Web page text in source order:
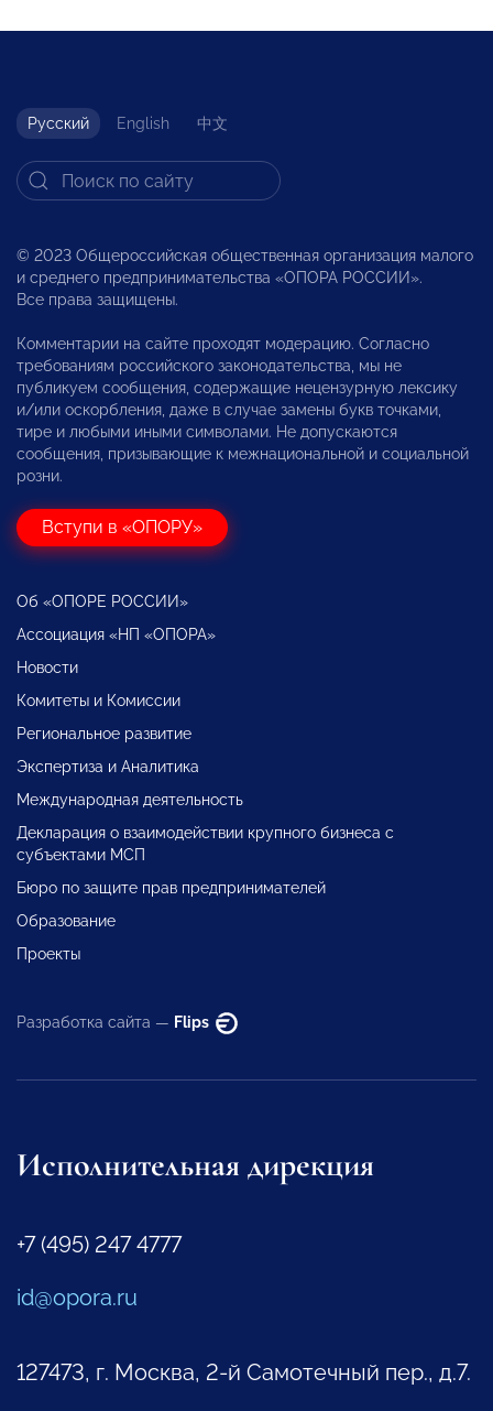
Русский English 中文
© 2023 Общероссийская общественная организация малого
и среднего предпринимательства «ОПОРА РОССИИ».
Все права защищены.
Комментарии на сайте проходят модерацию. Согласно
требованиям российского законодательства, мы не
публикуем сообщения, содержащие нецензурную лексику
и/или оскорбления, даже в случае замены букв точками,
тире и любыми иными символами. Не допускаются
сообщения, призывающие к межнациональной и социальной
розни.
Вступи в «ОПОРУ»
Об «ОПОРЕ РОССИИ»
Ассоциация «НП «ОПОРА»
Новости
Комитеты и Комиссии
Региональное развитие
Экспертиза и Аналитика
Международная деятельность
Декларация о взаимодействии крупного бизнеса с
субъектами МСП
Бюро по защите прав предпринимателей
Образование
Проекты
Разработка сайта — Flips
Исполнительная дирекция
+7 (495) 247 4777
id@opora.ru
127473, г. Москва, 2-й Самотечный пер., д.7.